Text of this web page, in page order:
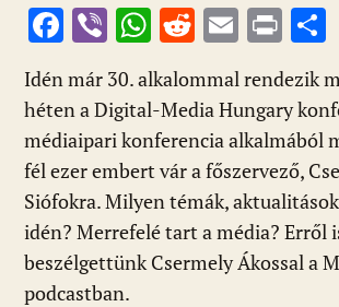
F
ac
e
b
o
o
k
Vi
b
er
W
h
at
s
A
p
p
R
d
di
t
E
ai
l
Pr
in
t
Idén már 30. alkalommal rendezik
héten a Digital-Media Hungary
médiaipari konferencia alkalmából
fél ezer embert vár a főszervező,
Siófokra. Milyen témák,
idén? Merrefelé tart a média? Erről
beszélgettünk Csermely Ákossal a
podcastban.